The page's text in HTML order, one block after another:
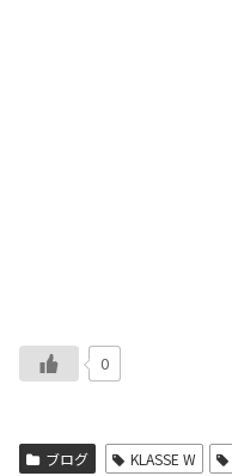
0
ブログ KLASSE W